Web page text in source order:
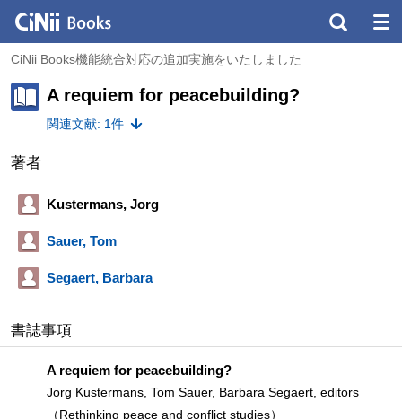
CiNii Books機能統合対応の追加実施をいたしました
A requiem for peacebuilding?
関連文献: 1件
著者
Kustermans, Jorg
Sauer, Tom
Segaert, Barbara
書誌事項
A requiem for peacebuilding?
Jorg Kustermans, Tom Sauer, Barbara Segaert, editors
（Rethinking peace and conflict studies）